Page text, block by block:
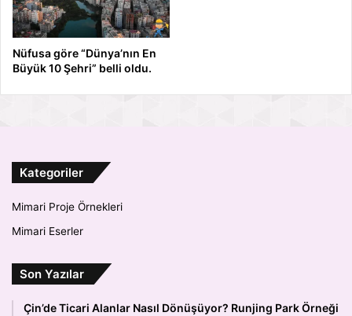
Nüfusa göre “Dünya’nın En
Büyük 10 Şehri” belli oldu.
Kategoriler
Mimari Proje Örnekleri
Mimari Eserler
Son Yazılar
Çin’de Ticari Alanlar Nasıl Dönüşüyor? Runjing Park Örneği